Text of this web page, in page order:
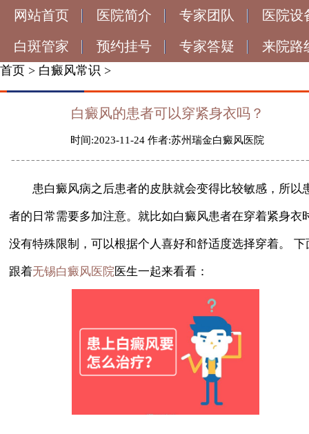
网站首页 医院简介 专家团队 医院设
白斑管家 预约挂号 专家答疑 来院路
首页 > 白癜风常识 >
白癜风的患者可以穿紧身衣吗？
时间:2023-11-24 作者:苏州瑞金白癜风医院
患白癜风病之后患者的皮肤就会变得比较敏感，所以
者的日常需要多加注意。就比如白癜风患者在穿着紧身衣
没有特殊限制，可以根据个人喜好和舒适度选择穿着。 下
跟着无锡白癜风医院医生一起来看看：